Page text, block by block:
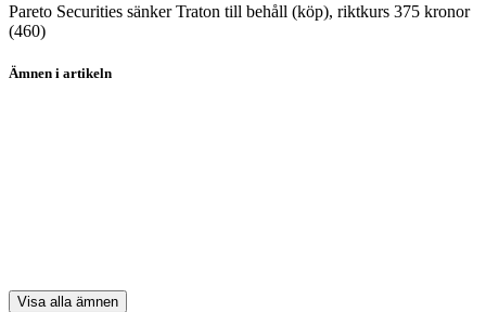
Pareto Securities sänker Traton till behåll (köp), riktkurs 375 kronor
(460)
Ämnen i artikeln
Visa alla ämnen